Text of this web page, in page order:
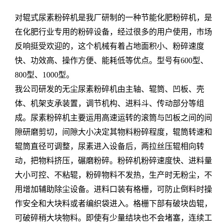
对辊式尿素粉碎机是我厂研制的一种节能化肥粉碎机，是
在化肥行业专用的粉碎设备，经过很多的用户使用，市场
反响挺受欢迎的，这个机械有着占地面积小、粉碎速度
快、功效高、操作方便、能耗低等优点。型号有600型、
800型、1000型。
我公司研发的无尘尿素粉碎机由主轴、辊筒、凹板、壳
体、机架支承装置，调节机构、进料斗、传动部分等组
成。 尿素粉碎机主要运用高速运转的滚筒与凹板之间的间
隙研磨剪切，间隙大小决定其物料粉碎程度，辊筒转速和
辊筒直径可调整，尿素进入设备后，两拉丝压辊相向转
动，把物料挤压，碾磨粉碎。粉碎机粉碎速度快、进料量
大小可控、不粘辊，粉碎物料不发热，生产时无粉尘，不
用增加辅助除尘设备。 进料口装有格栅，可防止倒料时操
作安全和大块料或者编织袋进入。格栅下部有破块齿辊，
可破碎稍大块物料。即使有少量结块也不会堵塞，连续工